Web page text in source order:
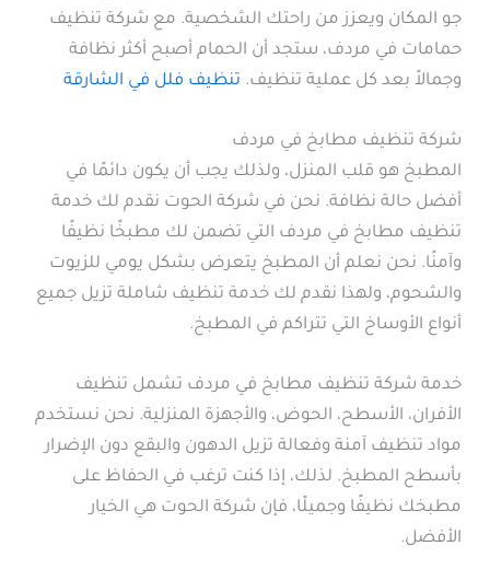
جو المكان ويعزز من راحتك الشخصية. مع شركة تنظيف
حمامات في مردف، ستجد أن الحمام أصبح أكثر نظافة
وجمالاً بعد كل عملية تنظيف. تنظيف فلل في الشارقة
شركة تنظيف مطابخ في مردف
المطبخ هو قلب المنزل، ولذلك يجب أن يكون دائمًا في
أفضل حالة نظافة. نحن في شركة الحوت نقدم لك خدمة
تنظيف مطابخ في مردف التي تضمن لك مطبخًا نظيفًا
وآمنًا. نحن نعلم أن المطبخ يتعرض بشكل يومي للزيوت
والشحوم، ولهذا نقدم لك خدمة تنظيف شاملة تزيل جميع
أنواع الأوساخ التي تتراكم في المطبخ.
خدمة شركة تنظيف مطابخ في مردف تشمل تنظيف
الأفران، الأسطح، الحوض، والأجهزة المنزلية. نحن نستخدم
مواد تنظيف آمنة وفعالة تزيل الدهون والبقع دون الإضرار
بأسطح المطبخ. لذلك، إذا كنت ترغب في الحفاظ على
مطبخك نظيفًا وجميلًا، فإن شركة الحوت هي الخيار
الأفضل.